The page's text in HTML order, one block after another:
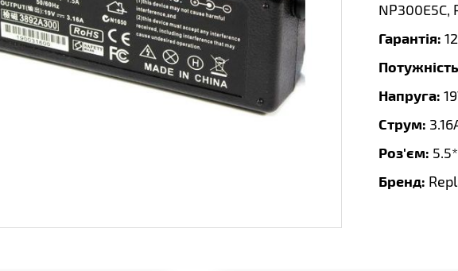
NP300E5C,
Гарантія:
Напруга:
Струм:
Роз'єм:
Бренд: